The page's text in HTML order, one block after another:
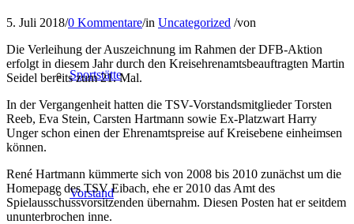
Sportstätte
Vorstand
5. Juli 2018/0 Kommentare/in Uncategorized /von
Die Verleihung der Auszeichnung im Rahmen der DFB-Aktion
erfolgt in diesem Jahr durch den Kreisehrenamtsbeauftragten Martin
Seidel bereits zum 21. Mal.
In der Vergangenheit hatten die TSV-Vorstandsmitglieder Torsten
Reeb, Eva Stein, Carsten Hartmann sowie Ex-Platzwart Harry
Unger schon einen der Ehrenamtspreise auf Kreisebene einheimsen
können.
René Hartmann kümmerte sich von 2008 bis 2010 zunächst um die
Homepage des TSV Eibach, ehe er 2010 das Amt des
Spielausschussvorsitzenden übernahm. Diesen Posten hat er seitdem
ununterbrochen inne.